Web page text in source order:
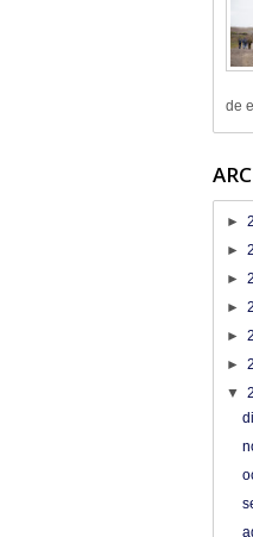
de
►
►
►
►
►
►
▼